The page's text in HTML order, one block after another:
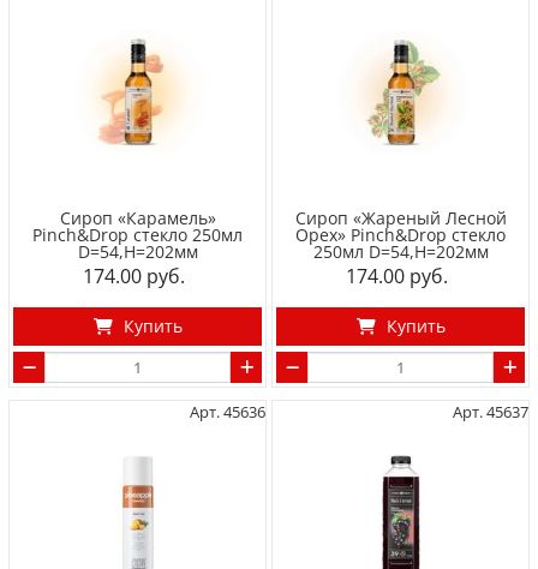
Сироп «Карамель»
Pinch&Drop стекло 250мл
D=54,H=202мм
174.00
Купить
Сироп «Жареный Лесной
Орех» Pinch&Drop стекло
250мл D=54,H=202мм
174.00
Купить
Арт. 45636 Арт. 45637